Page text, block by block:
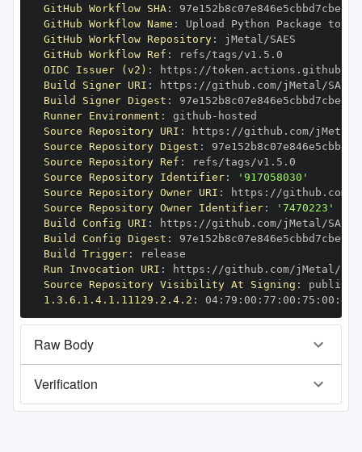
GitHub Workflow SHA:
GitHub Workflow Name :
GitHub Workflow Repository:
GitHub Workflow Ref :
OIDC Issuer (v2) : https :
Build Signer URI : https :
Build Signer Digest :
Runner Environment : github -
Source Repository URI : https :
Source Repository Digest :
Source Repository Ref :
Source Repository Identifier:
'917058030'
Source Repository Owner URI : https :
Source Repository Owner Identifier:
'7470223'
Build Config URI : https :
Build Config Digest :
Build Trigger:
Run Invocation URI : https :
Source Repository Visibility At Signing :
1.3.6.1.4.1.11129.2.4.2 : 04: 79 : 00 : 77 : 00 : 75 : 00 : dd
Raw Body
Verification